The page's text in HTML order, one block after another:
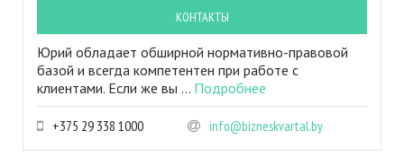
КОНТАКТЫ
Юрий обладает обширной нормативно-правовой
базой и всегда компетентен при работе с
клиентами. Если же вы ... Подробнее
+375 29 338 1000 info@bizneskvartal.by